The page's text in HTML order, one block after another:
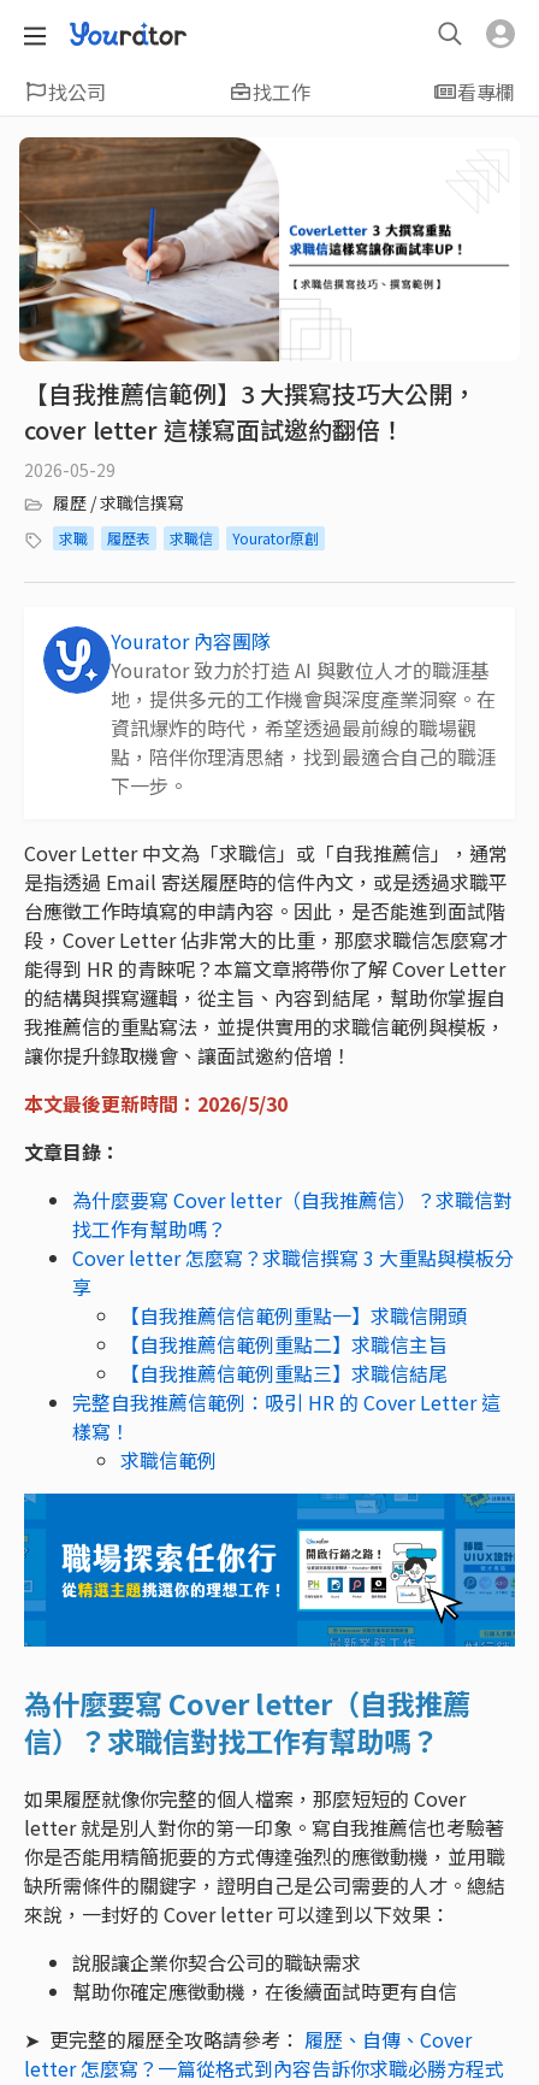
找公司 找工作 看專欄
【自我推薦信範例】3 大撰寫技巧大公開，
cover letter 這樣寫面試邀約翻倍！
2026-05-29
履歷 / 求職信撰寫
求職 履歷表 求職信 Yourator原創
Yourator 內容團隊
Yourator 致力於打造 AI 與數位人才的職涯基
地，提供多元的工作機會與深度產業洞察。在
資訊爆炸的時代，希望透過最前線的職場觀
點，陪伴你理清思緒，找到最適合自己的職涯
下一步。
Cover Letter 中文為「求職信」或「自我推薦信」，通常
是指透過 Email 寄送履歷時的信件內文，或是透過求職平
台應徵工作時填寫的申請內容。因此，是否能進到面試階
段，Cover Letter 佔非常大的比重，那麼求職信怎麼寫才
能得到 HR 的青睞呢？本篇文章將帶你了解 Cover Letter
的結構與撰寫邏輯，從主旨、內容到結尾，幫助你掌握自
我推薦信的重點寫法，並提供實用的求職信範例與模板，
讓你提升錄取機會、讓面試邀約倍增！
本文最後更新時間：2026/5/30
文章目錄：
為什麼要寫 Cover letter（自我推薦信）？求職信對
找工作有幫助嗎？
Cover letter 怎麼寫？求職信撰寫 3 大重點與模板分
享
【自我推薦信信範例重點一】求職信開頭
【自我推薦信範例重點二】求職信主旨
【自我推薦信範例重點三】求職信結尾
完整自我推薦信範例：吸引 HR 的 Cover Letter 這
樣寫！
求職信範例
為什麼要寫 Cover letter（自我推薦
信）？求職信對找工作有幫助嗎？
如果履歷就像你完整的個人檔案，那麼短短的 Cover
letter 就是別人對你的第一印象。寫自我推薦信也考驗著
你是否能用精簡扼要的方式傳達強烈的應徵動機，並用職
缺所需條件的關鍵字，證明自己是公司需要的人才。總結
來說，一封好的 Cover letter 可以達到以下效果：
說服讓企業你契合公司的職缺需求
幫助你確定應徵動機，在後續面試時更有自信
➤ 更完整的履歷全攻略請參考： 履歷、自傳、Cover
letter 怎麼寫？一篇從格式到內容告訴你求職必勝方程式